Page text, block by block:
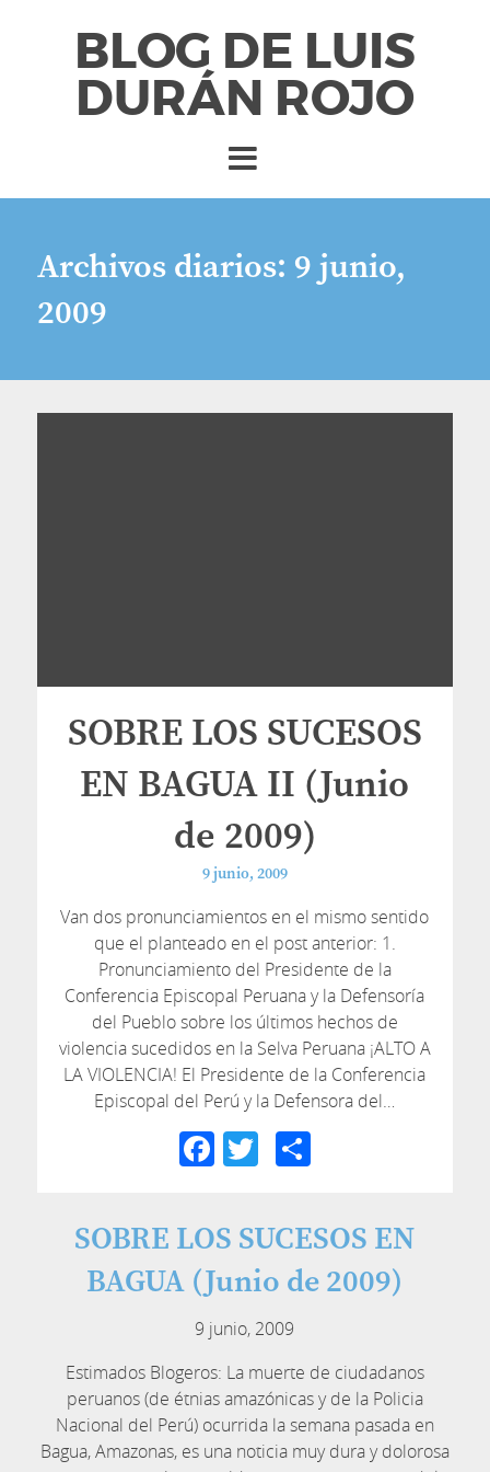
BLOG DE LUIS
DURÁN ROJO
Archivos diarios: 9 junio,
2009
SOBRE LOS SUCESOS
EN BAGUA II (Junio
de 2009)
9 junio, 2009
Van dos pronunciamientos en el mismo sentido
que el planteado en el post anterior: 1.
Pronunciamiento del Presidente de la
Conferencia Episcopal Peruana y la Defensoría
del Pueblo sobre los últimos hechos de
violencia sucedidos en la Selva Peruana ¡ALTO A
LA VIOLENCIA! El Presidente de la Conferencia
Episcopal del Perú y la Defensora del…
Facebook
TwitterCompartir
SOBRE LOS SUCESOS EN
BAGUA (Junio de 2009)
9 junio, 2009
Estimados Blogeros: La muerte de ciudadanos
peruanos (de étnias amazónicas y de la Policia
Nacional del Perú) ocurrida la semana pasada en
Bagua, Amazonas, es una noticia muy dura y dolorosa